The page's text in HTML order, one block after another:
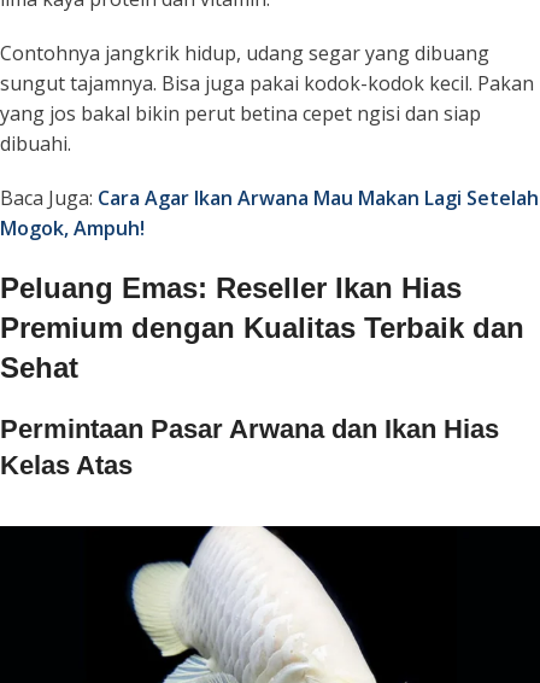
Contohnya jangkrik hidup, udang segar yang dibuang
sungut tajamnya. Bisa juga pakai kodok-kodok kecil. Pakan
yang jos bakal bikin perut betina cepet ngisi dan siap
dibuahi.
Baca Juga: Cara Agar Ikan Arwana Mau Makan Lagi Setelah
Mogok, Ampuh!
Peluang Emas: Reseller Ikan Hias
Premium dengan Kualitas Terbaik dan
Sehat
Permintaan Pasar Arwana dan Ikan Hias
Kelas Atas